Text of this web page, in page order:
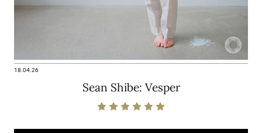
18.04.26
Sean Shibe: Vesper